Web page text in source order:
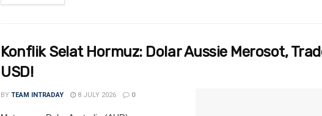
Konflik Selat Hormuz: Dolar Aussie Merosot,
USD!
BY TEAM INTRADAY 8 JULY 2026 0